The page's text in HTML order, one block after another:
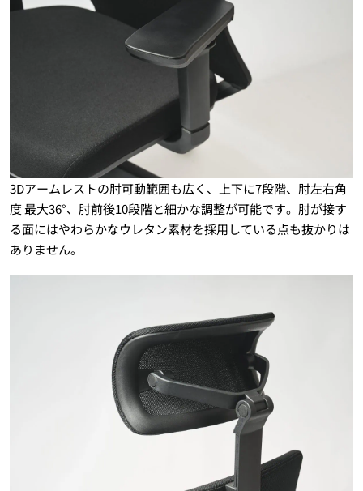
3Dアームレストの肘可動範囲も広く、上下に7段階、肘左右角
度 最大36°、肘前後10段階と細かな調整が可能です。肘が接す
る面にはやわらかなウレタン素材を採用している点も抜かりは
ありません。